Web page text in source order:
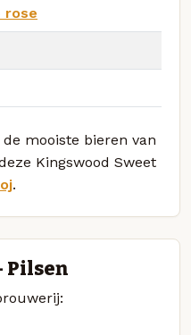
rose
mooiste bieren van
Kingswood Sweet
.
Pilsen